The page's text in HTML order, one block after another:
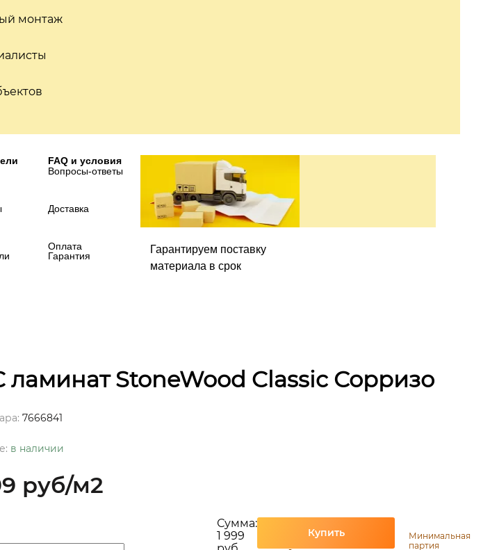
монтаж
FAQ и условия
Вопросы-ответы
Доставка
Оплата
Гарантия
Гарантируем поставку
материала в срок
ламинат StoneWood Classic Сорризо
7666841
в наличии
руб/м2
Сумма:
1 999
Купить
Минимальная
партия